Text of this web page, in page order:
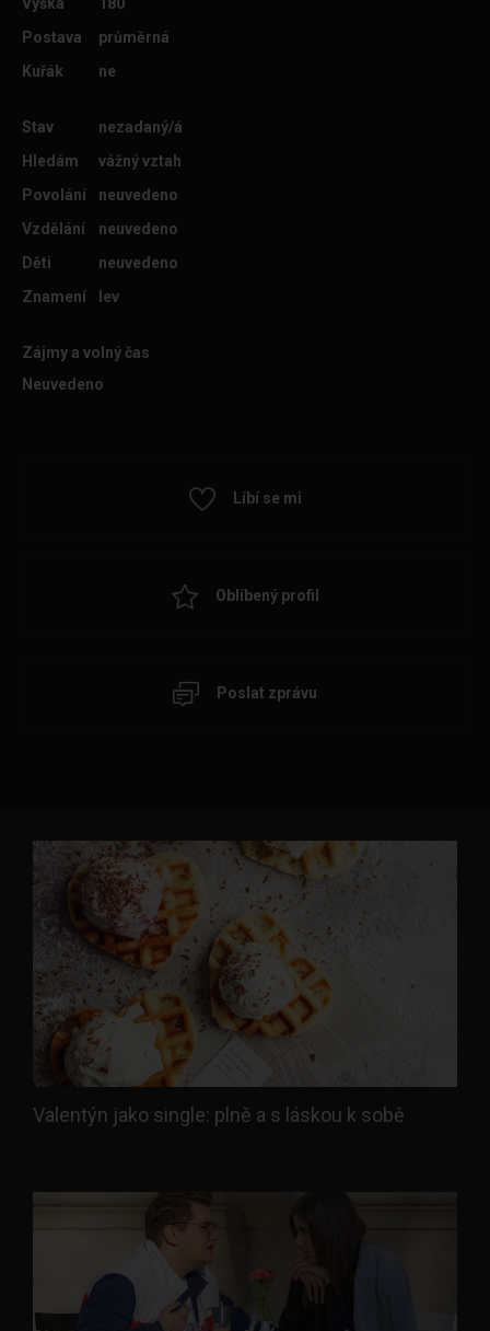
Postava
průměrná
Kuřák
ne
Stav
nezadaný/á
Hledám
vážný vztah
Povolání
neuvedeno
Vzdělání
neuvedeno
Děti
neuvedeno
Znamení
lev
Zájmy a volný čas
Neuvedeno
Líbí se mi
Oblíbený profil
Poslat zprávu
Valentýn jako single: plně a s láskou k sobě